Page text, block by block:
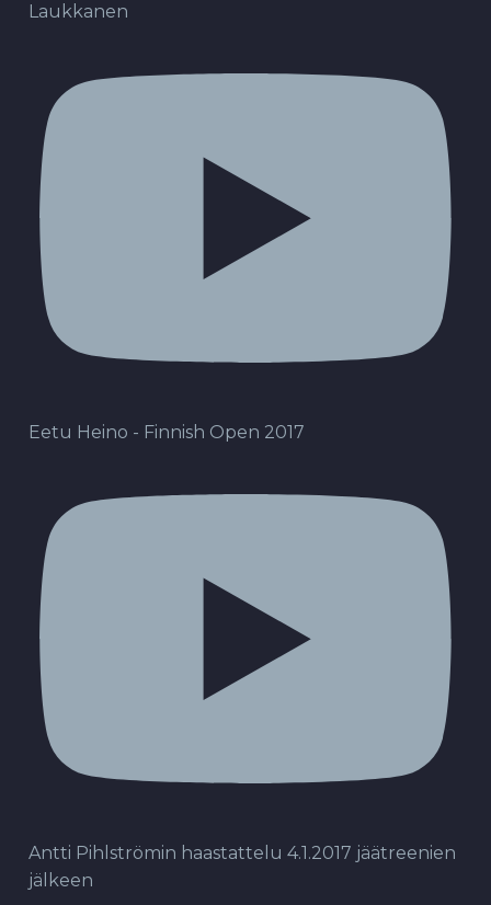
Laukkanen
Eetu Heino - Finnish Open 2017
Antti Pihlströmin haastattelu 4.1.2017 jäätreenien
jälkeen